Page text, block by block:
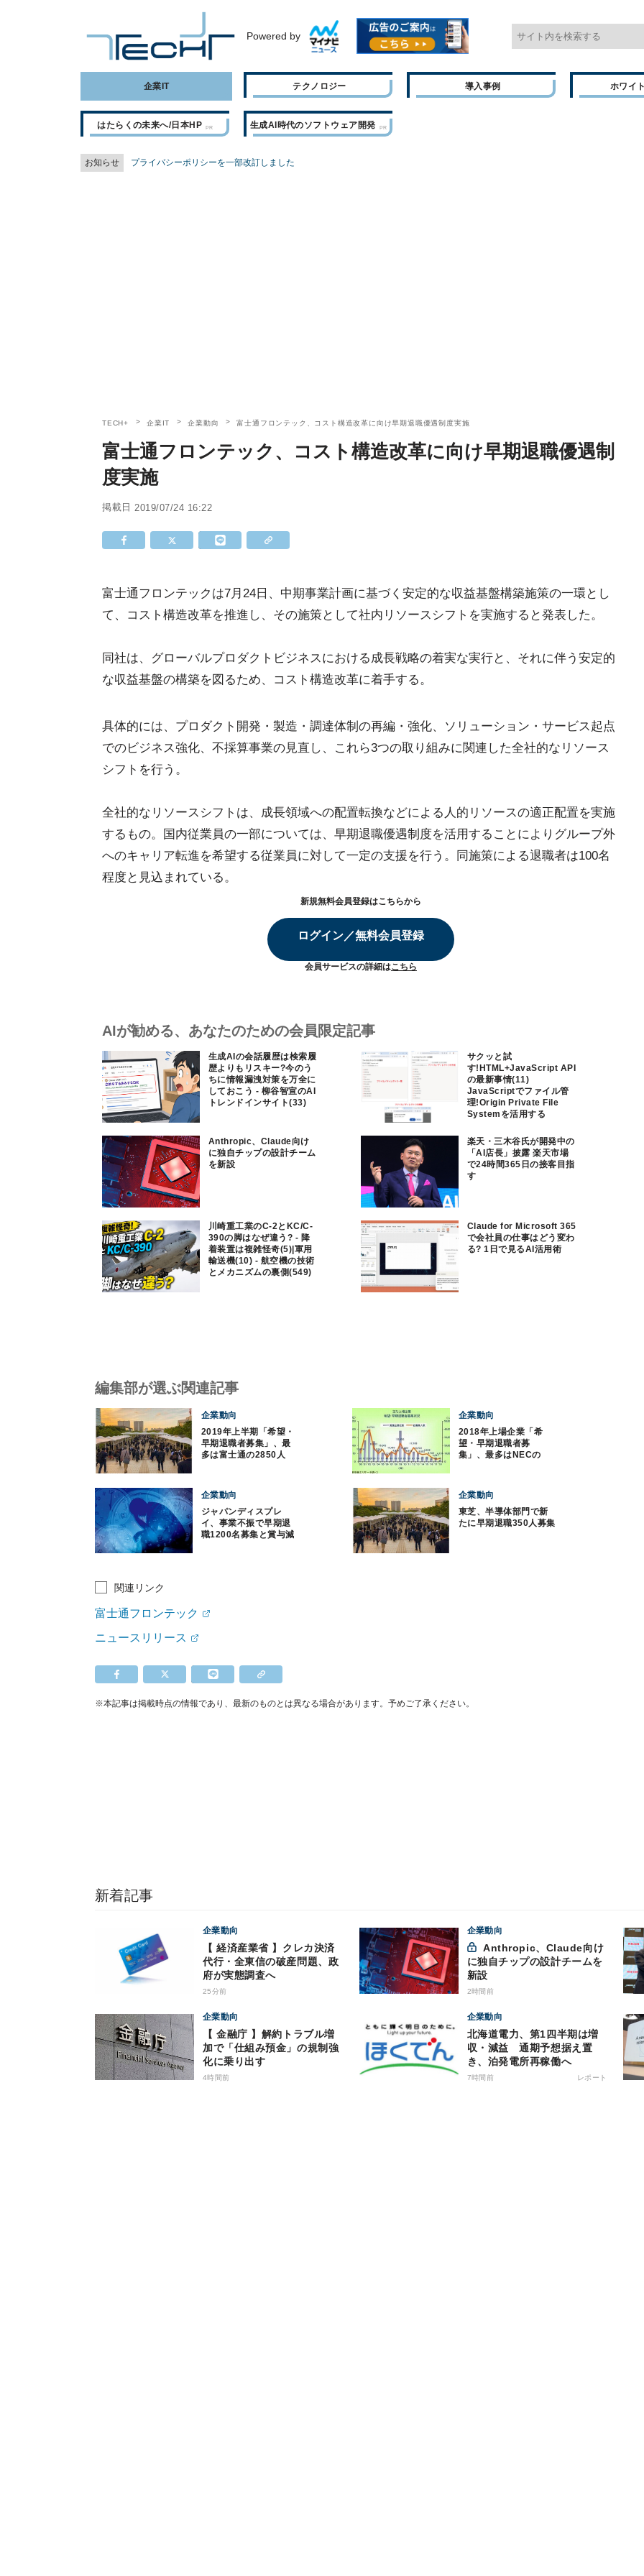
Powered by
企業IT テクノロジー 導入事例 ホワイ
はたらくの未来へ/日本HP 生成AI時代のソフトウェア開発
お知らせ プライバシーポリシーを一部改訂しました
TECH+ 企業IT 企業動向 富士通フロンテック、コスト構造改革に向け早期退職優遇制度実施
富士通フロンテック、コスト構造改革に向け早期退職優遇制
度実施
掲載日 2019/07/24 16:22
富士通フロンテックは7月24日、中期事業計画に基づく安定的な収益基盤構築施策の一環とし
て、コスト構造改革を推進し、その施策として社内リソースシフトを実施すると発表した。
同社は、グローバルプロダクトビジネスにおける成長戦略の着実な実行と、それに伴う安定的
な収益基盤の構築を図るため、コスト構造改革に着手する。
具体的には、プロダクト開発・製造・調達体制の再編・強化、ソリューション・サービス起点
でのビジネス強化、不採算事業の見直し、これら3つの取り組みに関連した全社的なリソース
シフトを行う。
全社的なリソースシフトは、成長領域への配置転換などによる人的リソースの適正配置を実施
するもの。国内従業員の一部については、早期退職優遇制度を活用することによりグループ外
へのキャリア転進を希望する従業員に対して一定の支援を行う。同施策による退職者は100名
程度と見込まれている。
新規無料会員登録はこちらから
ログイン／無料会員登録
会員サービスの詳細はこちら
AIが勧める、あなたのための会員限定記事
生成AIの会話履歴は検索履
歴よりもリスキー?今のう
ちに情報漏洩対策を万全に
しておこう - 柳谷智宣のAI
トレンドインサイト(33)
サクッと試
す!HTML+JavaScript API
の最新事情(11)
JavaScriptでファイル管
理!Origin Private File
Systemを活用する
Anthropic、Claude向け
に独自チップの設計チーム
を新設
楽天・三木谷氏が開発中の
「AI店長」披露 楽天市場
で24時間365日の接客目指
す
川崎重工業のC-2とKC/C-
390の脚はなぜ違う? - 降
着装置は複雑怪奇(5)|軍用
輸送機(10) - 航空機の技術
とメカニズムの裏側(549)
Claude for Microsoft 365
で会社員の仕事はどう変わ
る? 1日で見るAI活用術
編集部が選ぶ関連記事
企業動向
2019年上半期「希望・
早期退職者募集」、最
多は富士通の2850人
企業動向
2018年上場企業「希
望・早期退職者募
集」、最多はNECの
企業動向
ジャパンディスプレ
イ、事業不振で早期退
職1200名募集と賞与減
企業動向
東芝、半導体部門で新
たに早期退職350人募集
関連リンク
富士通フロンテック
ニュースリリース
※本記事は掲載時点の情報であり、最新のものとは異なる場合があります。予めご了承ください。
新着記事
企業動向
【 経済産業省 】クレカ決済
代行・全東信の破産問題、政
府が実態調査へ
25分前
企業動向
Anthropic、Claude向け
に独自チップの設計チームを
新設
2時間前
企業動向
【 金融庁 】解約トラブル増
加で「仕組み預金」の規制強
化に乗り出す
4時間前
企業動向
北海道電力、第1四半期は増
収・減益 通期予想据え置
き、泊発電所再稼働へ
7時間前 レポート